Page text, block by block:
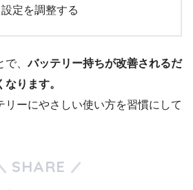
定を調整する
で、バッテリー持ちが改善されるだ
ります。
リーにやさしい使い方を習慣にして
SHARE